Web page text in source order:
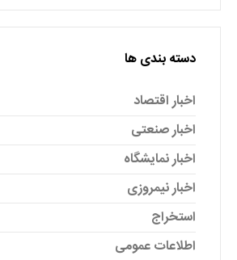
دسته بندی ها
اخبار اقتصاد
اخبار صنعتی
اخبار نمایشگاه
اخبار نیمروزی
استخراج
اطلاعات عمومی